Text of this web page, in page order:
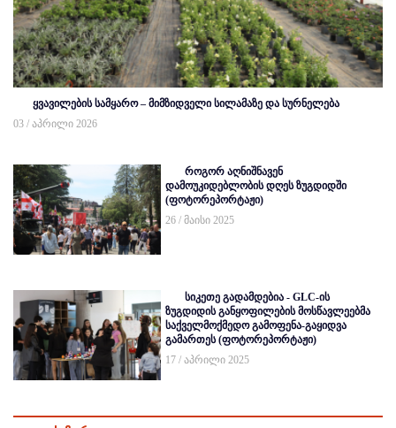
ყვავილების სამყარო – მიმზიდველი სილამაზე და სურნელება
03 / აპრილი 2026
როგორ აღნიშნავენ
დამოუკიდებლობის დღეს ზუგდიდში
(ფოტორეპორტაჟი)
26 / მაისი 2025
სიკეთე გადამდებია - GLC-ის
ზუგდიდის განყოფილების მოსწავლეებმა
საქველმოქმედო გამოფენა-გაყიდვა
გამართეს (ფოტორეპორტაჟი)
17 / აპრილი 2025